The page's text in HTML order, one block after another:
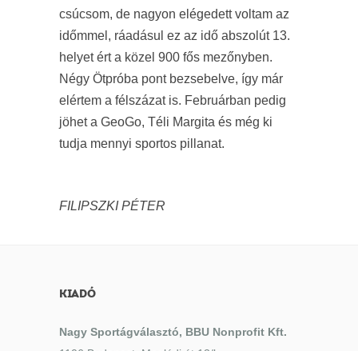
csúcsom, de nagyon elégedett voltam az
időmmel, ráadásul ez az idő abszolút 13.
helyet ért a közel 900 fős mezőnyben.
Négy Ötpróba pont bezsebelve, így már
elértem a félszázat is. Februárban pedig
jöhet a GeoGo, Téli Margita és még ki
tudja mennyi sportos pillanat.
FILIPSZKI PÉTER
KIADÓ
Nagy Sportágválasztó, BBU Nonprofit Kft.